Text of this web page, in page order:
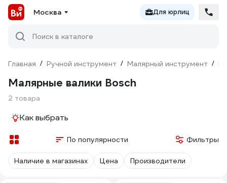
Москва Для юрлиц
Поиск в каталоге
Главная / Ручной инструмент / Малярный инструмент /
Малярные валики Bosch
2 товара
Как выбрать
По популярности Фильтры
Наличие в магазинах Цена Производители